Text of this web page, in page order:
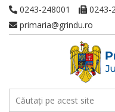
0243-248001
0243-
primaria@grindu.ro